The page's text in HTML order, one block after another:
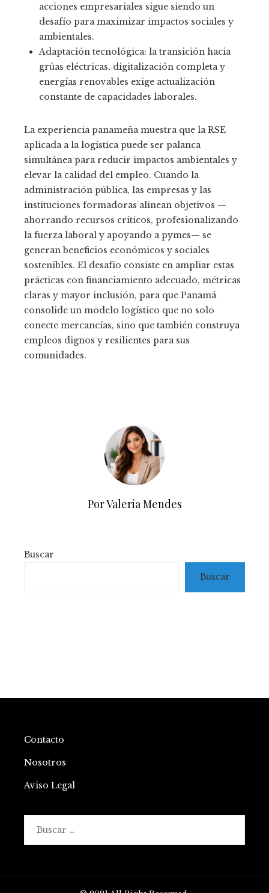
acciones empresariales sigue siendo un
desafío para maximizar impactos sociales y
ambientales.
Adaptación tecnológica: la transición hacia
grúas eléctricas, digitalización completa y
energías renovables exige actualización
constante de capacidades laborales.
La experiencia panameña muestra que la RSE
aplicada a la logística puede ser palanca
simultánea para reducir impactos ambientales y
elevar la calidad del empleo. Cuando la
administración pública, las empresas y las
instituciones formadoras alinean objetivos —
ahorrando recursos críticos, profesionalizando
la fuerza laboral y apoyando a pymes— se
generan beneficios económicos y sociales
sostenibles. El desafío consiste en ampliar estas
prácticas con financiamiento adecuado, métricas
claras y mayor inclusión, para que Panamá
consolide un modelo logístico que no solo
conecte mercancías, sino que también construya
empleos dignos y resilientes para sus
comunidades.
Por Valeria Mendes
Buscar
Buscar
Contacto
Nosotros
Aviso Legal